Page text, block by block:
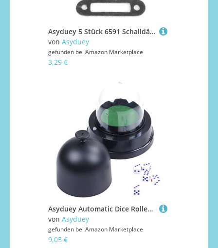
Asyduey 5 Stück 6591 Schalldämpferdichtung für -FW06 1/10 RC Auto-Upgrade-Teile Ersatzzubehör
von Asyduey
gefunden bei Amazon Marketplace
3,29 €
Asyduey Automatic Dice Roller Cup Batteriebetriebenes Pub Bar Partei Spiel Mit 5 WÜRfeln Schwarz
von Asyduey
gefunden bei Amazon Marketplace
9,05 €